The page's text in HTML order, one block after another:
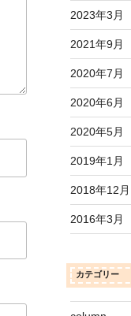
2023年3月
2021年9月
2020年7月
2020年6月
2020年5月
2019年1月
2018年12月
2016年3月
カテゴリー